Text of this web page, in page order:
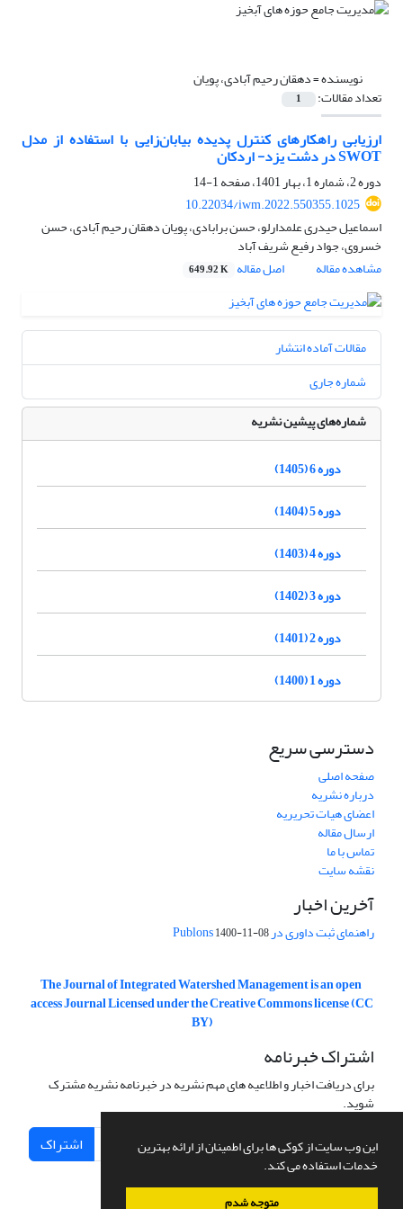
این وب سایت از کوکی ها برای اطمینان از ارائه بهترین
خدمات استفاده می کند.
متوجه شدم
نویسنده =دهقان رحیم آبادی، پویان
تعداد مقالات: 1
ارزیابی راهکارهای کنترل پدیده بیابان‌زایی با استفاده از مدل
SWOT در دشت یزد- اردکان
دوره 2، شماره 1، بهار 1401، صفحه
1-14
10.22034/iwm.2022.550355.1025
اسماعیل حیدری علمدارلو، حسن برابادی، پویان دهقان رحیم آبادی، حسن
خسروی، جواد رفیع شریف آباد
مشاهده مقاله
اصل مقاله 649.92 K
مقالات آماده انتشار
شماره جاری
شماره‌های پیشین نشریه
دوره 6 (1405)
دوره 5 (1404)
دوره 4 (1403)
دوره 3 (1402)
دوره 2 (1401)
دوره 1 (1400)
دسترسی سریع
صفحه اصلی
درباره نشریه
اعضای هیات تحریریه
ارسال مقاله
تماس با ما
نقشه سایت
آخرین اخبار
راهنمای ثبت داوری در Publons1400-11-08
The Journal of Integrated Watershed Management is an open
access Journal Licensed under the Creative Commons license (CC
BY)
اشتراک خبرنامه
برای دریافت اخبار و اطلاعیه های مهم نشریه در خبرنامه نشریه مشترک
شوید.
اشتراک